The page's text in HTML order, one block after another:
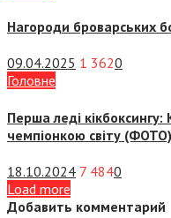
Нагороди броварських
09.04.2025 1 3620
Головне
Перша леді
чемпіонкою світу (ФОТО)
18.10.2024 7 4840
Load more
Добавить комментарий